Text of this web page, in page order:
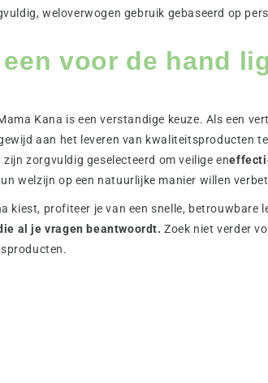
weloverwogen gebruik gebaseerd op
voor de hand
Kana is een verstandige keuze. Als een
aan het leveren van kwaliteitsproducten
zijn zorgvuldig geselecteerd om veilige en
welzijn op een natuurlijke manier willen
kiest, profiteer je van een snelle, betrouwbare
al je vragen beantwoordt.Zoek niet verder